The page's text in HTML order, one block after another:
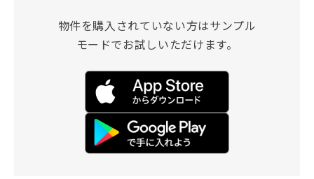
物件を購入されていない方はサンプル
モードでお試しいただけます。